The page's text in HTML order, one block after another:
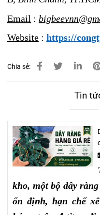
Email :
Website : https://
Chia sẻ:
Tin
kho, một bộ dây
ổn định, hạn chế